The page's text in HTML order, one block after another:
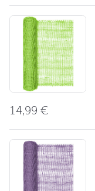
14,99€